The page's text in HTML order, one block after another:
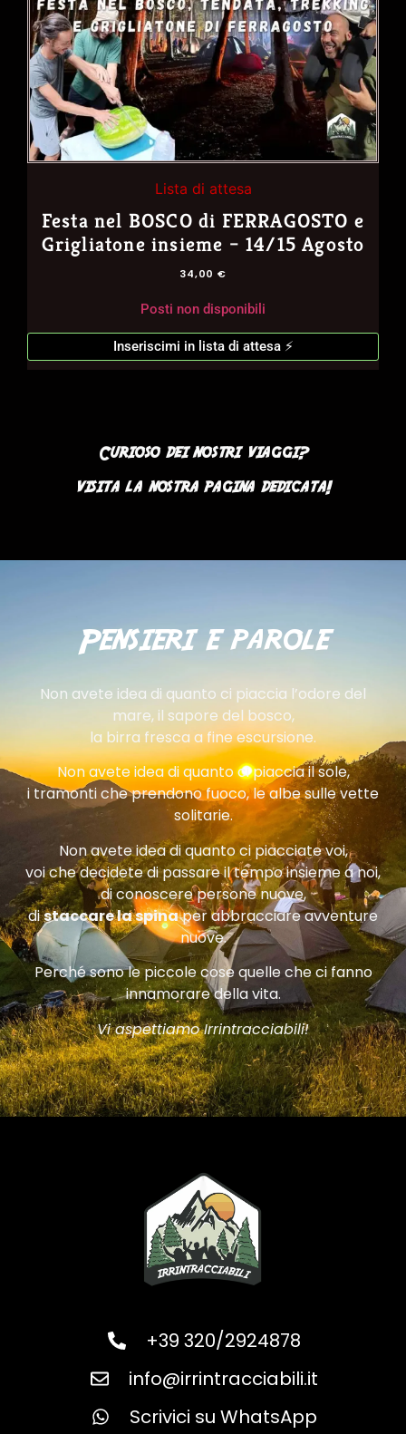
Lista di attesa
Festa nel BOSCO di FERRAGOSTO e
Grigliatone insieme – 14/15 Agosto
34,00 €
Posti non disponibili
Inseriscimi in lista di attesa ⚡
Curioso dei nostri viaggi?
visita la nostra pagina dedicata!
Pensieri e parole
Non avete idea di quanto ci piaccia l’odore del
mare, il sapore del bosco,
la birra fresca a fine escursione.
Non avete idea di quanto ci piaccia il sole,
i tramonti che prendono fuoco, le albe sulle vette
solitarie.
Non avete idea di quanto ci piacciate voi,
voi che decidete di passare il tempo insieme a noi,
di conoscere persone nuove,
distaccare la spinaper abbracciare avventure
nuove.
Perché sono le piccole cose quelle che ci fanno
innamorare della vita.
Vi aspettiamo Irrintracciabili!
+39 320/2924878
info@irrintracciabili.it
Scrivici su WhatsApp